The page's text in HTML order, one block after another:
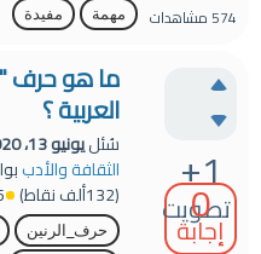
574مشاهدات
مهمة
مفيدة
+1
تصويت
0
إجابة
ما هو حرف "
العربية ؟
سُئليونيو 13، 2020
الثقافة والأدب
(132ألف نقاط)
حرف_الرنين